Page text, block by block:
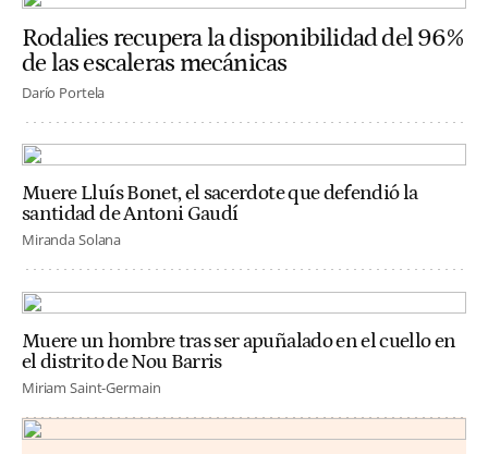
Rodalies recupera la disponibilidad del 96%
de las escaleras mecánicas
Darío Portela
Muere Lluís Bonet, el sacerdote que defendió la
santidad de Antoni Gaudí
Miranda Solana
Muere un hombre tras ser apuñalado en el cuello en
el distrito de Nou Barris
Miriam Saint-Germain